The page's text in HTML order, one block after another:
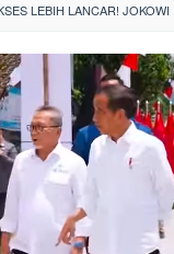
LEBIH LANCAR!